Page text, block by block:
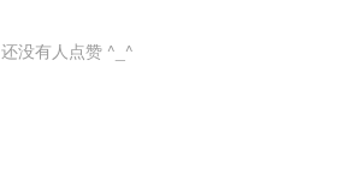
还没有人点赞 ^_^